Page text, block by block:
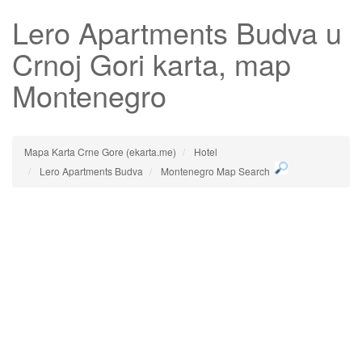
Lero Apartments Budva u
Crnoj Gori karta, map
Montenegro
Mapa Karta Crne Gore (ekarta.me)
Hotel
Lero Apartments Budva
Montenegro Map Search